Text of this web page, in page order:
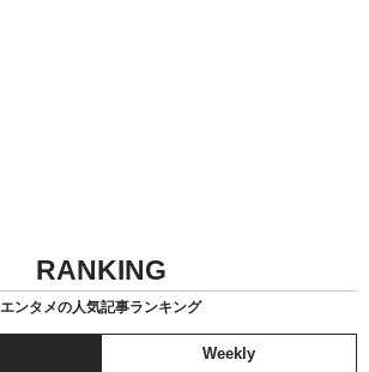
RANKING
エンタメの人気記事ランキング
Weekly